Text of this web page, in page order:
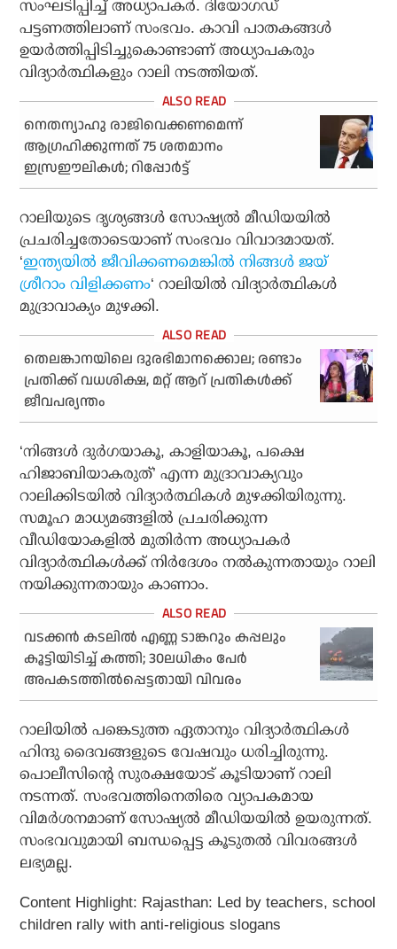
സംഘടിപ്പിച്ച് അധ്യാപകര്‍. ദിയോഗഡ്
പട്ടണത്തിലാണ് സംഭവം. കാവി പാതകങ്ങള്‍
ഉയര്‍ത്തിപ്പിടിച്ചുകൊണ്ടാണ് അധ്യാപകരും
വിദ്യാര്‍ത്ഥികളും റാലി നടത്തിയത്.
നെതന്യാഹു രാജിവെക്കണമെന്ന്
ആഗ്രഹിക്കുന്നത് 75 ശതമാനം
ഇസ്രഈലികള്‍; റിപ്പോര്‍ട്ട്
റാലിയുടെ ദൃശ്യങ്ങള്‍ സോഷ്യല്‍ മീഡിയയില്‍
പ്രചരിച്ചതോടെയാണ് സംഭവം വിവാദമായത്.
‘ഇന്ത്യയില്‍ ജീവിക്കണമെങ്കില്‍ നിങ്ങള്‍ ജയ്
ശ്രീറാം വിളിക്കണം‘ റാലിയില്‍ വിദ്യാര്‍ത്ഥികള്‍
മുദ്രാവാക്യം മുഴക്കി.
തെലങ്കാനയിലെ ദുരഭിമാനക്കൊല; രണ്ടാം
പ്രതിക്ക് വധശിക്ഷ, മറ്റ് ആറ് പ്രതികള്‍ക്ക്
ജീവപര്യന്തം
‘നിങ്ങള്‍ ദുര്‍ഗയാകൂ, കാളിയാകൂ, പക്ഷെ
ഹിജാബിയാകരുത്’ എന്ന മുദ്രാവാക്യവും
റാലിക്കിടയില്‍ വിദ്യാര്‍ത്ഥികള്‍ മുഴക്കിയിരുന്നു.
സമൂഹ മാധ്യമങ്ങളില്‍ പ്രചരിക്കുന്ന
വീഡിയോകളില്‍ മുതിര്‍ന്ന അധ്യാപകര്‍
വിദ്യാര്‍ത്ഥികള്‍ക്ക് നിര്‍ദേശം നല്‍കുന്നതായും റാലി
നയിക്കുന്നതായും കാണാം.
വടക്കന്‍ കടലില്‍ എണ്ണ ടാങ്കറും കപ്പലും
കൂട്ടിയിടിച്ച് കത്തി; 30ലധികം പേര്‍
അപകടത്തില്‍പ്പെട്ടതായി വിവരം
റാലിയില്‍ പങ്കെടുത്ത ഏതാനും വിദ്യാര്‍ത്ഥികള്‍
ഹിന്ദു ദൈവങ്ങളുടെ വേഷവും ധരിച്ചിരുന്നു.
പൊലീസിന്റെ സുരക്ഷയോട് കൂടിയാണ് റാലി
നടന്നത്. സംഭവത്തിനെതിരെ വ്യാപകമായ
വിമര്‍ശനമാണ് സോഷ്യല്‍ മീഡിയയില്‍ ഉയരുന്നത്.
സംഭവവുമായി ബന്ധപ്പെട്ട കൂടുതല്‍ വിവരങ്ങള്‍
ലഭ്യമല്ല.
Content Highlight: Rajasthan: Led by teachers, school
children rally with anti-religious slogans